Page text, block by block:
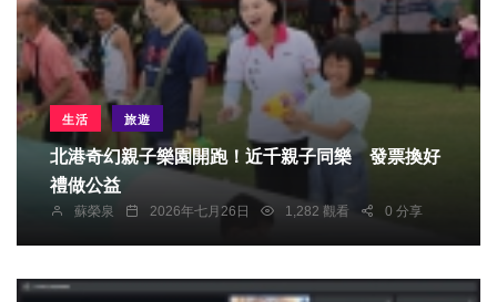
生活 旅遊
北港奇幻親子樂園開跑！近千親子同樂 發票換好
禮做公益
蘇榮泉 2026年七月26日 1,282 觀看 0 分享